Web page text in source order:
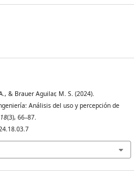
& Brauer Aguilar, M. S. (2024).
Análisis del uso y percepción de
18(3), 66–87.